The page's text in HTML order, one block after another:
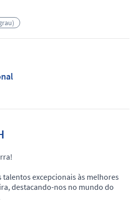
talentos excepcionais às melhores
destacando-nos no mundo do